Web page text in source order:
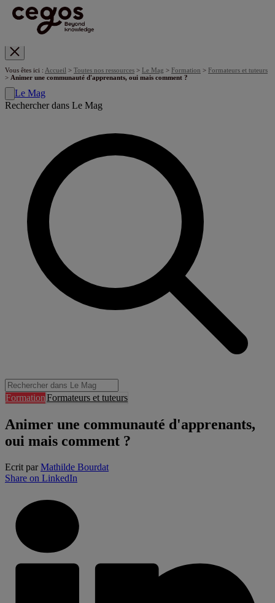
Vous êtes ici : Accueil > Toutes nos ressources > Le Mag > Formation > Formateurs et tuteurs
> Animer une communauté d'apprenants, oui mais comment ?
Le Mag
Rechercher dans Le Mag
FormationFormateurs et tuteurs
Animer une communauté d'apprenants,
oui mais comment ?
Ecrit parMathilde Bourdat
Share on LinkedIn